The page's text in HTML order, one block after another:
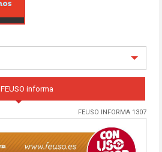
FEUSO informa
FEUSO INFORMA 1307